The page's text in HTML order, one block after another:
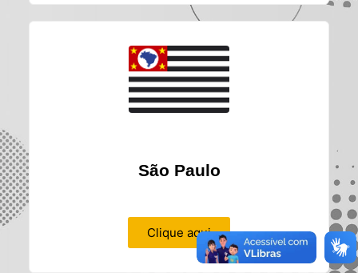
São Paulo
Clique aqui